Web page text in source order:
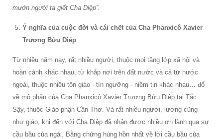
mướn người ta giết Cha Diệp”.
Ý nghĩa của cuộc đời và cái chết của Cha Phanxicô Xavier
Trương Bửu Diệp
Từ nhiều năm nay, rất nhiều người, thuộc mọi tầng lớp xã hội và
hoàn cảnh khác nhau, từ khắp nơi trên đất nước và cả từ nước
ngoài, thuộc nhiều tôn giáo - tín ngưỡng - niềm tin khác nhau… đổ
về mộ phần của Cha Phanxicô Xavier Trương Bửu Diệp tại Tắc
Sậy, thuộc Giáo phận Cần Thơ. Và rất nhiều người, lương cũng
như giáo, khi đến với Cha Diệp đã nhận được nhiều ơn lành qua sự
cầu bầu của ngài. Bằng chứng hùng hồn nhất về lời cầu bầu của